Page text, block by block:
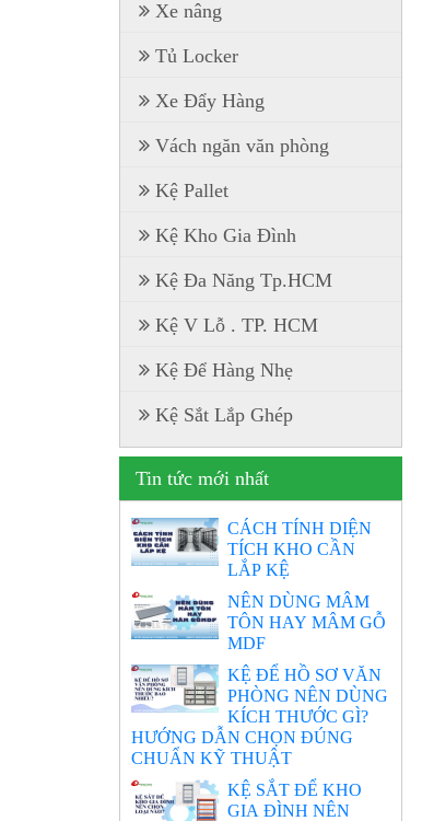
Xe nâng
Tủ Locker
Xe Đẩy Hàng
Vách ngăn văn phòng
Kệ Pallet
Kệ Kho Gia Đình
Kệ Đa Năng Tp.HCM
Kệ V Lỗ . TP. HCM
Kệ Để Hàng Nhẹ
Kệ Sắt Lắp Ghép
Tin tức mới nhất
CÁCH TÍNH DIỆN
TÍCH KHO CẦN
LẮP KỆ
NÊN DÙNG MÂM
TÔN HAY MÂM GỖ
MDF
KỆ ĐỂ HỒ SƠ VĂN
PHÒNG NÊN DÙNG
KÍCH THƯỚC GÌ?
HƯỚNG DẪN CHỌN ĐÚNG
CHUẨN KỸ THUẬT
KỆ SẮT ĐỂ KHO
GIA ĐÌNH NÊN